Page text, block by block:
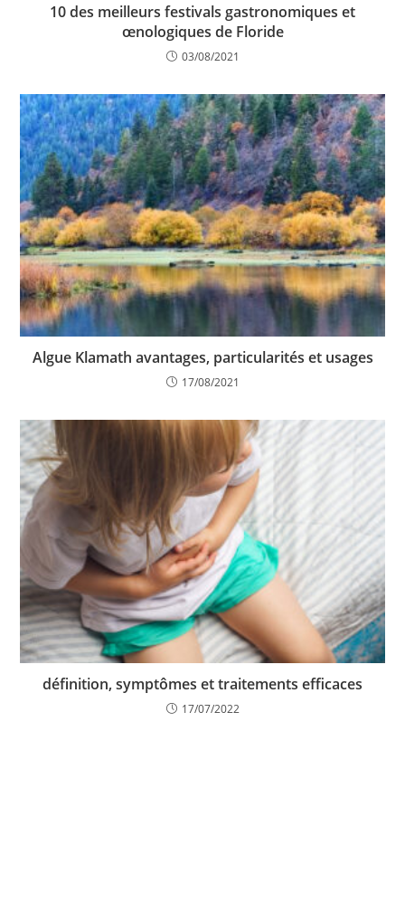
10 des meilleurs festivals gastronomiques et
œnologiques de Floride
03/08/2021
Algue Klamath avantages, particularités et usages
17/08/2021
définition, symptômes et traitements efficaces
17/07/2022